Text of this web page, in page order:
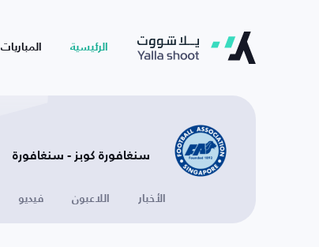
الرئيسية المباريات
سنغافورة كوبز - سنغافورة
الأخبار اللاعبون فيديو